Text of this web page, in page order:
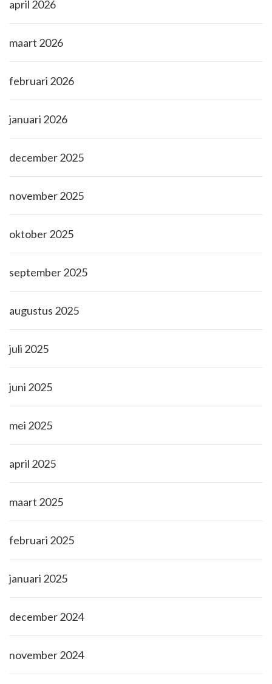
april 2026
maart 2026
februari 2026
januari 2026
december 2025
november 2025
oktober 2025
september 2025
augustus 2025
juli 2025
juni 2025
mei 2025
april 2025
maart 2025
februari 2025
januari 2025
december 2024
november 2024